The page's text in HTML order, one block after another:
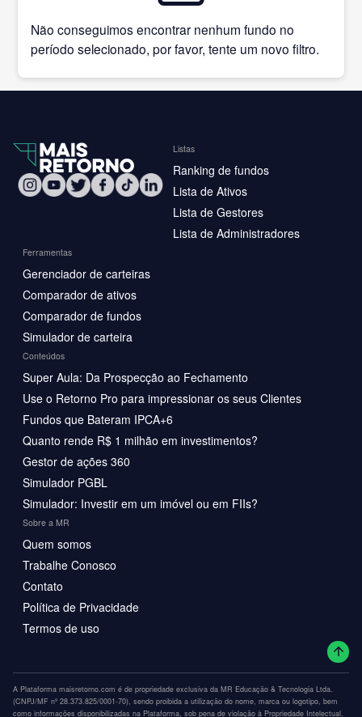
Não conseguimos encontrar nenhum fundo no
período selecionado, por favor, tente um novo filtro.
Listas
Ranking de fundos
Lista de Ativos
Lista de Gestores
Lista de Administradores
Ferramentas
Gerenciador de carteiras
Comparador de ativos
Comparador de fundos
Simulador de carteira
Conteúdos
Super Aula: Da Prospecção ao Fechamento
Use o Retorno Pro para impressionar os seus Clientes
Fundos que Bateram IPCA+6
Quanto rende R$ 1 milhão em investimentos?
Gestor de ações 360
Simulador PGBL
Simulador: Investir em um imóvel ou em FIIs?
Sobre a MR
Quem somos
Trabalhe Conosco
Contato
Política de Privacidade
Termos de uso
A Plataforma maisretorno.com é de propriedade exclusiva da MR Educação & Tecnologia Ltda.
(CNPJ/MF nº 28.373.825/0001-70), sendo proibida a utilização do nome, marca ou logotipo, bem
como informações disponibilizadas na Plataforma, sob pena de violação à Propriedade Intelectual.